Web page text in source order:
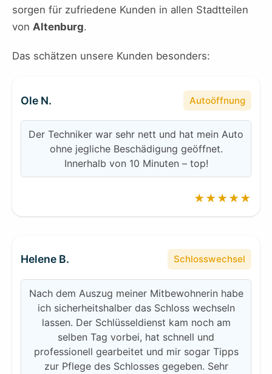
sorgen für zufriedene Kunden in allen Stadtteilen
von Altenburg.
Das schätzen unsere Kunden besonders:
Ole N. Autoöffnung
Der Techniker war sehr nett und hat mein Auto
ohne jegliche Beschädigung geöffnet.
Innerhalb von 10 Minuten – top!
★★★★★
Helene B. Schlosswechsel
Nach dem Auszug meiner Mitbewohnerin habe
ich sicherheitshalber das Schloss wechseln
lassen. Der Schlüsseldienst kam noch am
selben Tag vorbei, hat schnell und
professionell gearbeitet und mir sogar Tipps
zur Pflege des Schlosses gegeben. Sehr